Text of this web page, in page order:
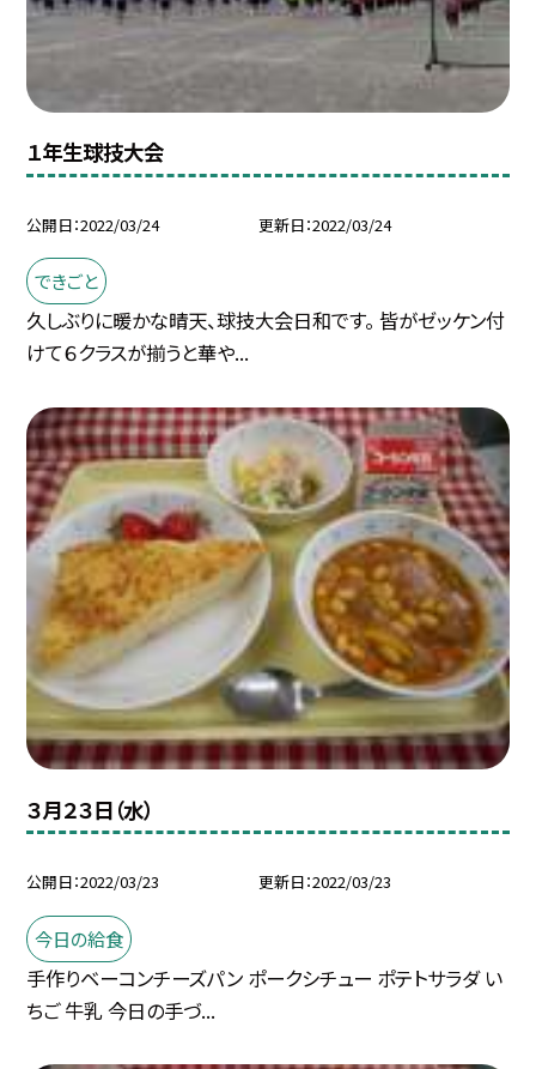
１年生球技大会
公開日 2022/03/24 更新日 2022/03/24
できごと
久しぶりに暖かな晴天、球技大会日和です。 皆がゼッケン付
けて６クラスが揃うと華や...
３月２３日（水）
公開日 2022/03/23 更新日 2022/03/23
今日の給食
手作りベーコンチーズパン ポークシチュー ポテトサラダ い
ちご 牛乳 今日の手づ...